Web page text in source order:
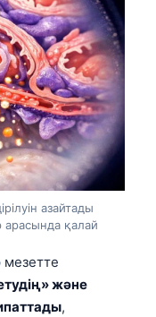
азайтады
арасында қалай
мезетте
және
,